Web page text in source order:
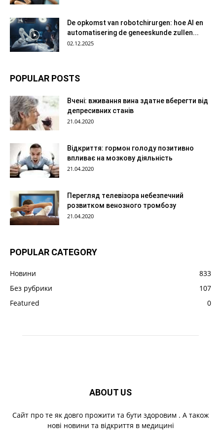
De opkomst van robotchirurgen: hoe AI en
automatisering de geneeskunde zullen...
02.12.2025
POPULAR POSTS
Вчені: вживання вина здатне вберегти від
депресивних станів
21.04.2020
Відкриття: гормон голоду позитивно
впливає на мозкову діяльність
21.04.2020
Перегляд телевізора небезпечний
розвитком венозного тромбозу
21.04.2020
POPULAR CATEGORY
Новини
833
Без рубрики
107
Featured
0
ABOUT US
Cайт про те як довго прожити та бути здоровим . А також
нові новини та відкриття в медицині